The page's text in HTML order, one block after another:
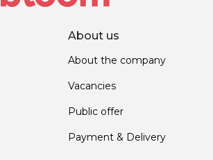
About us
About the company
Vacancies
Public offer
Payment & Delivery